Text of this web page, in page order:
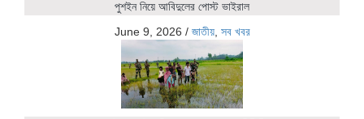
পুশইন নিয়ে আবিদুলের পোস্ট ভাইরাল
June 9, 2026 / জাতীয়, সব খবর